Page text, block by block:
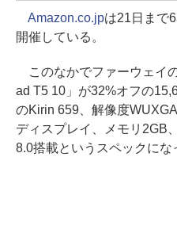
Amazon.co.jpは21日まで
開催している。
このなかでファーウェイ
ad T5 10」が32%オフの
のKirin 659、解像度
ディスプレイ、メモリ2GB
8.0搭載というスペックにな